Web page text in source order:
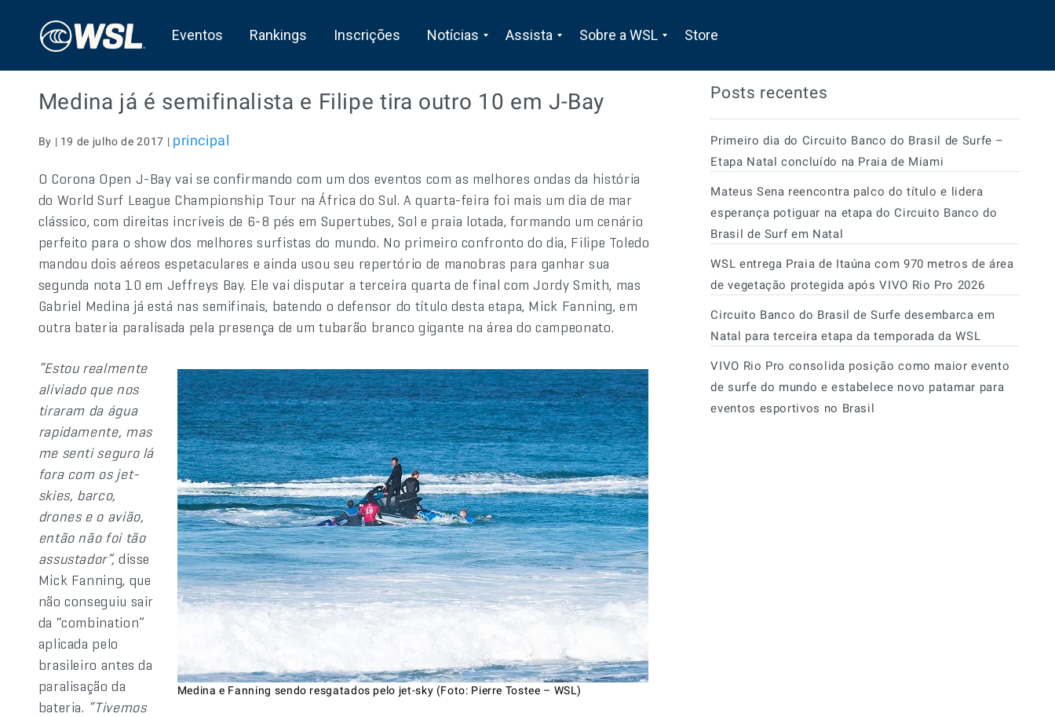
Eventos Rankings Inscrições Notícias Assista Sobre a WSL Store
Medina já é semifinalista e Filipe tira outro 10 em J-Bay
By | 19 de julho de 2017 | principal
O Corona Open J-Bay vai se confirmando com um dos eventos com as melhores ondas da história
do World Surf League Championship Tour na África do Sul. A quarta-feira foi mais um dia de mar
clássico, com direitas incríveis de 6-8 pés em Supertubes, Sol e praia lotada, formando um cenário
perfeito para o show dos melhores surfistas do mundo. No primeiro confronto do dia, Filipe Toledo
mandou dois aéreos espetaculares e ainda usou seu repertório de manobras para ganhar sua
segunda nota 10 em Jeffreys Bay. Ele vai disputar a terceira quarta de final com Jordy Smith, mas
Gabriel Medina já está nas semifinais, batendo o defensor do título desta etapa, Mick Fanning, em
outra bateria paralisada pela presença de um tubarão branco gigante na área do campeonato.
Medina e Fanning sendo resgatados pelo jet-sky (Foto: Pierre Tostee – WSL)
“Estou realmente
aliviado que nos
tiraram da água
rapidamente, mas
me senti seguro lá
fora com os jet-
skies, barco,
drones e o avião,
então não foi tão
assustador”, disse
Mick Fanning, que
não conseguiu sair
da “combination”
aplicada pelo
brasileiro antes da
paralisação da
bateria. “Tivemos
Posts recentes
Primeiro dia do Circuito Banco do Brasil de Surfe –
Etapa Natal concluído na Praia de Miami
Mateus Sena reencontra palco do título e lidera
esperança potiguar na etapa do Circuito Banco do
Brasil de Surf em Natal
WSL entrega Praia de Itaúna com 970 metros de área
de vegetação protegida após VIVO Rio Pro 2026
Circuito Banco do Brasil de Surfe desembarca em
Natal para terceira etapa da temporada da WSL
VIVO Rio Pro consolida posição como maior evento
de surfe do mundo e estabelece novo patamar para
eventos esportivos no Brasil